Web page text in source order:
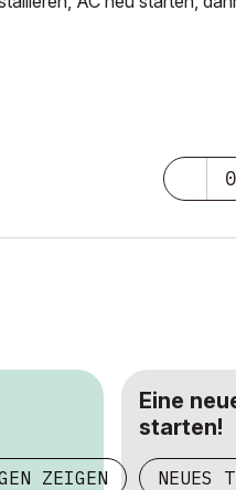
0
ZEIGEN
Eine
starten!
NEUES